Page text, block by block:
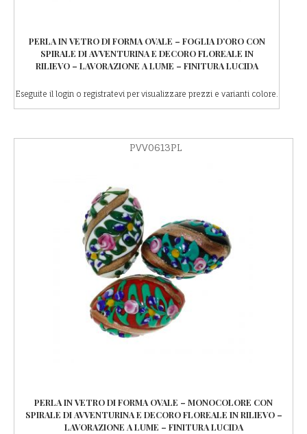
PERLA IN VETRO DI FORMA OVALE – FOGLIA D’ORO CON
SPIRALE DI AVVENTURINA E DECORO FLOREALE IN
RILIEVO – LAVORAZIONE A LUME – FINITURA LUCIDA
Eseguite il login o registratevi per visualizzare prezzi e varianti colore.
PVV0613PL
PERLA IN VETRO DI FORMA OVALE – MONOCOLORE CON
SPIRALE DI AVVENTURINA E DECORO FLOREALE IN RILIEVO –
LAVORAZIONE A LUME – FINITURA LUCIDA